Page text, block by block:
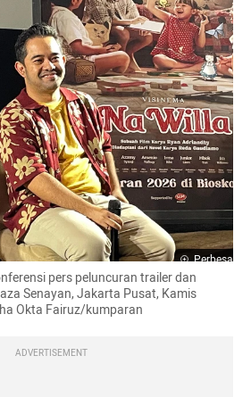
Perbesar
pers peluncuran trailer dan
Senayan, Jakarta Pusat, Kamis
Okta Fairuz/kumparan
ADVERTISEMENT